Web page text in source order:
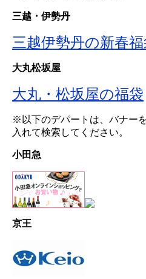
三越・伊勢丹
三越伊勢丹の新春
大丸松坂屋
大丸・松坂屋の福袋
※以下のデパートは、バナー
入れて検索してください。
小田急
京王